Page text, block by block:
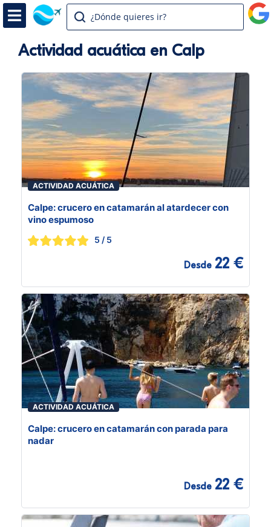
¿Dónde quieres ir?
Actividad acuática en Calp
ACTIVIDAD ACUÁTICA
Calpe: crucero en catamarán al atardecer con
vino espumoso
5 / 5
Desde 22 €
ACTIVIDAD ACUÁTICA
Calpe: crucero en catamarán con parada para
nadar
Desde 22 €